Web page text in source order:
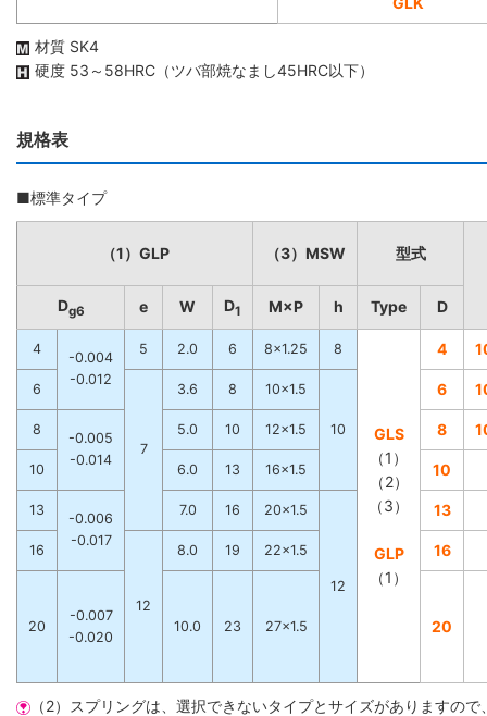
材質 SK4
硬度 53～58HRC（ツバ部焼なまし45HRC以下）
規格表
■標準タイプ
（1）GLP （3）MSW 型式
Dg6 e W D1 M×P h Type D
4
-0.004
-0.012
5 2.0 6 8×1.25 8
GLS
（1）
（2）
（3）
GLP
（1）
4
6
7
3.6 8 10×1.5
10
6
8
-0.005
-0.014
5.0 10 12×1.5 8
10 6.0 13 16×1.5 10
13
-0.006
-0.017
7.0 16 20×1.5
12
13
16
12
8.0 19 22×1.5 16
20
-0.007
-0.020
10.0 23 27×1.5 20
（2）スプリングは、選択できないタイプとサイズがありますの